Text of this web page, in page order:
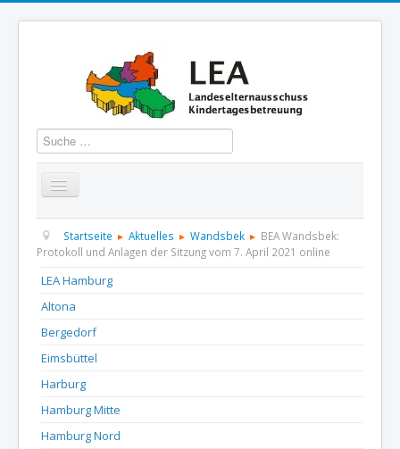
Suchen
Startseite Über uns Aktuelles Termine
Informationen
Kontakt
Startseite Aktuelles Wandsbek
BEA Wandsbek:
Protokoll und Anlagen der Sitzung vom 7. April 2021 online
LEA Hamburg
Altona
Bergedorf
Eimsbüttel
Harburg
Hamburg Mitte
Hamburg Nord